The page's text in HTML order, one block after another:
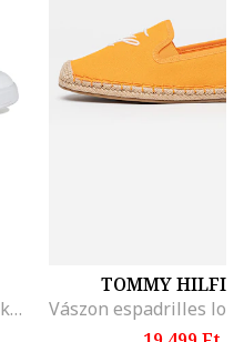
Grand Court 2.0 műbőr sneaker, Fehér/Fekete
TOMMY